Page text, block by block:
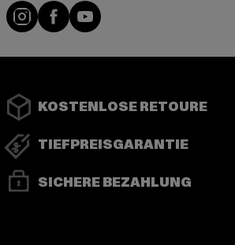
Instagram
FacebookYouTube
KOSTENLOSE RETOURE
TIEFPREISGARANTIE
SICHERE BEZAHLUNG